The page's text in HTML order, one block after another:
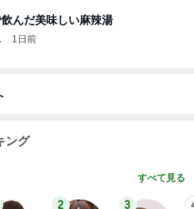
んだ美味しい麻辣湯
1日前
ング
すべて見る
2 3